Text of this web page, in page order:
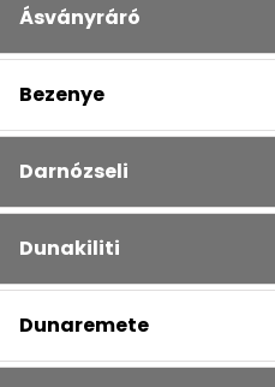
Ásványráró
Bezenye
Darnózseli
Dunakiliti
Dunaremete